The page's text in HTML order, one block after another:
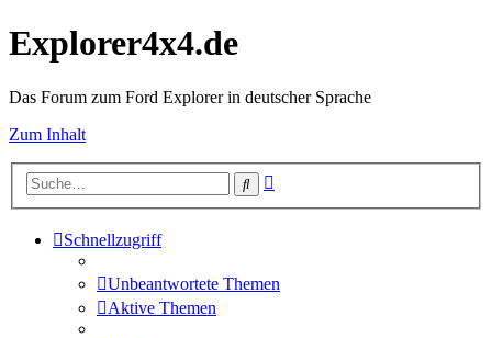
Explorer4x4.de
Das Forum zum Ford Explorer in deutscher Sprache
Zum Inhalt
Suche
Schnellzugriff
Unbeantwortete Themen
Aktive Themen